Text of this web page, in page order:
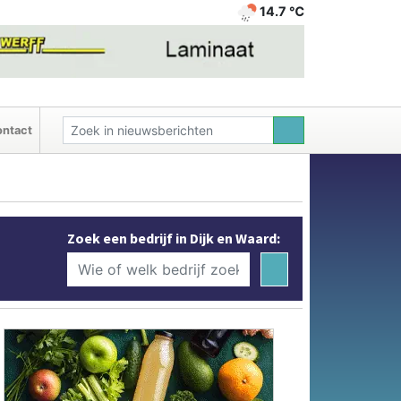
14.7 ℃
Zoek een bedrijf in Dijk en Waard: